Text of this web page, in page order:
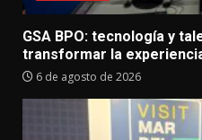
GSA BPO: tecnología y
transformar la
6 de agosto de 2026